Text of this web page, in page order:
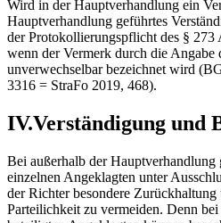
Wird in der Hauptverhandlung ein
Hauptverhandlung geführtes
der Protokollierungspflicht des § 273
wenn der Vermerk durch die Angabe
unverwechselbar bezeichnet wird
3316 = StraFo 2019, 468).
IV.Verständigung und
Bei außerhalb der Hauptverhandlung
einzelnen Angeklagten unter
der Richter besondere
Parteilichkeit zu vermeiden. Denn